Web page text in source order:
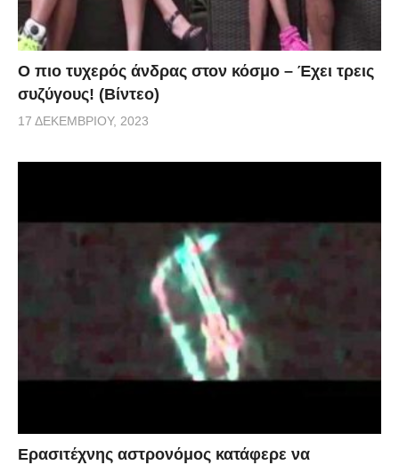
Ο πιο τυχερός άνδρας στον κόσμο – Έχει τρεις
συζύγους! (Βίντεο)
17 ΔΕΚΕΜΒΡΊΟΥ, 2023
Ερασιτέχνης αστρονόμος κατάφερε να